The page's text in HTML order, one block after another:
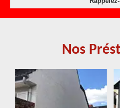
Nos